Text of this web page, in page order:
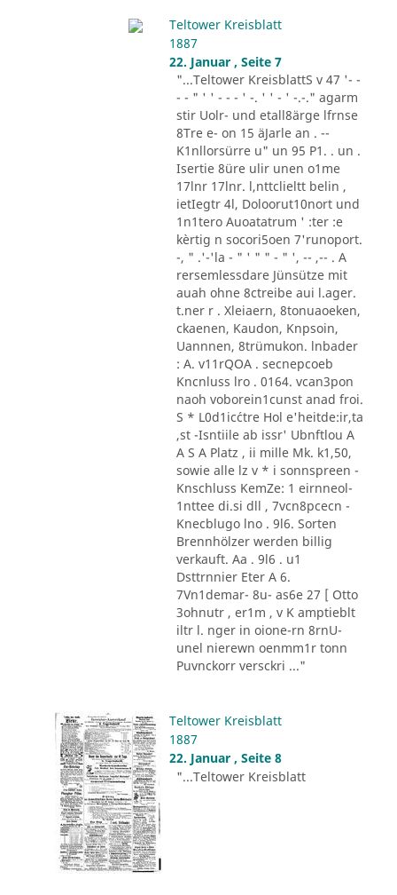
Teltower Kreisblatt
1887
22. Januar , Seite 7
"...Teltower KreisblattS v 47 '- -
- - " ' ' - - - ' -. ' ' - ' -.-." agarm
stir Uolr- und etall8ärge lfrnse
8Tre e- on 15 äJarle an . --
K1nllorsürre u" un 95 P1. . un .
Isertie 8üre ulir unen o1me
17lnr 17lnr. l,nttclieltt belin ,
ietIegtr 4l, Doloorut10nort und
1n1tero Auoatatrum ' :ter :e
kèrtig n socori5oen 7'runoport.
-, " .'-'la - " ' " " - " ', -- ,-- . A
rersemlessdare Jünsütze mit
auah ohne 8ctreibe aui l.ager.
t.ner r . Xleiaern, 8tonuaoeken,
ckaenen, Kaudon, Knpsoin,
Uannnen, 8trümukon. lnbader
: A. v11rQOA . secnepcoeb
Kncnluss lro . 0164. vcan3pon
naoh voborein1cunst anad froi.
S * L0d1ic´ctre Hol e'heitde:ir,ta
,st -Isntiile ab issr' Ubnftlou A
A S A Platz , ii mille Mk. k1,50,
sowie alle lz v * i sonnspreen -
Knschluss KemZe: 1 eirnneol-
1nttee di.si dll , 7vcn8pcecn -
Knecblugo lno . 9l6. Sorten
Brennhölzer werden billig
verkauft. Aa . 9l6 . u1
Dsttrnnier Eter A 6.
7Vn1demar- 8u- as6e 27 [ Otto
3ohnutr , er1m , v K amptieblt
iltr l. nger in oione-rn 8rnU-
unel nierewn oenmm1r tonn
Puvnckorr versckri ..."
Teltower Kreisblatt
1887
22. Januar , Seite 8
"...Teltower Kreisblatt